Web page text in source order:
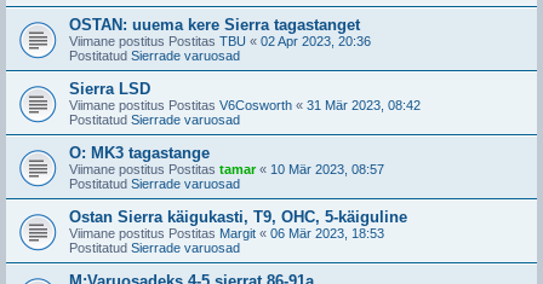
OSTAN: uuema kere Sierra tagastanget
Viimane postitus Postitas TBU « 02 Apr 2023, 20:36
Postitatud Sierrade varuosad
Sierra LSD
Viimane postitus Postitas V6Cosworth « 31 Mär 2023, 08:42
Postitatud Sierrade varuosad
O: MK3 tagastange
Viimane postitus Postitas tamar« 10 Mär 2023, 08:57
Postitatud Sierrade varuosad
Ostan Sierra käigukasti, T9, OHC, 5-käiguline
Viimane postitus Postitas Margit « 06 Mär 2023, 18:53
Postitatud Sierrade varuosad
M:Varuosadeks 4-5 sierrat 86-91a